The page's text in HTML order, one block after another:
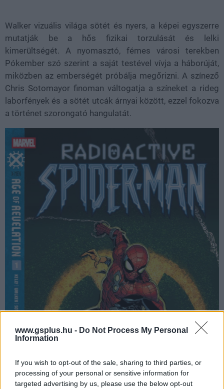
www.gsplus.hu - Do Not Process My Personal
Information
If you wish to opt-out of the sale, sharing to third parties, or
processing of your personal or sensitive information for
targeted advertising by us, please use the below opt-out
Walker vizuális világa sötét és nyers, a képei egyszerre
mutatják be a hős fizikai torzulását és lelki
kimerültségét. A nyomasztó, fémes városi terekben
Pókember szó szerint a saját testével vívja a háborúját,
miközben az emberségét próbálja megőrizni. A színező
Chris Sotomayor finoman váltogatja a színeket a rideg
laborfények és a sötét utcák árnyai között, ezzel fokozva
a történet szorongató hangulatát.